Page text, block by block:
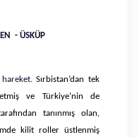
- ÜSKÜP
hareket.Sırbistan’dan tek
etmiş ve Türkiye’nin de
tanınmış olan,
kilit roller üstlenmiş